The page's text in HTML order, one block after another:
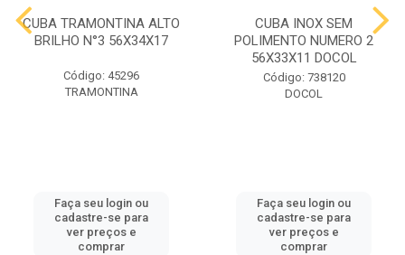
CUBA TRAMONTINA ALTO
BRILHO N°3 56X34X17
Código: 45296
TRAMONTINA
Faça seu login ou
cadastre-se para
ver preços e
comprar
CUBA INOX SEM
POLIMENTO NUMERO 2
56X33X11 DOCOL
Código: 738120
DOCOL
Faça seu login ou
cadastre-se para
ver preços e
comprar